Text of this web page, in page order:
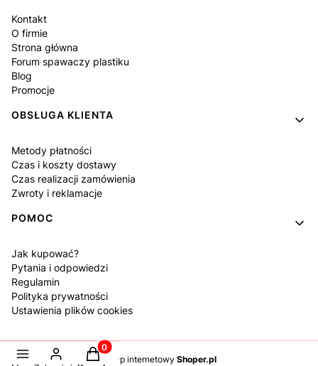
Kontakt
O firmie
Strona główna
Forum spawaczy plastiku
Blog
Promocje
OBSŁUGA KLIENTA
Metody płatności
Czas i koszty dostawy
Czas realizacji zamówienia
Zwroty i reklamacje
POMOC
Jak kupować?
Pytania i odpowiedzi
Regulamin
Polityka prywatności
Ustawienia plików cookies
Sklep internetowy Shoper.pl
Produkty w koszyku: 0. Zobacz szczegóły